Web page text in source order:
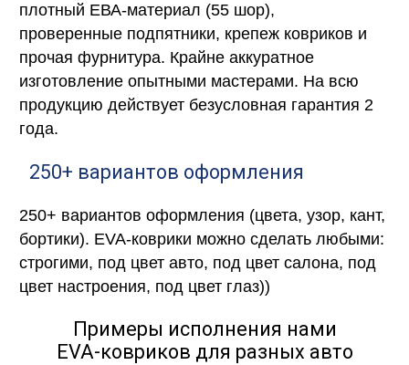
плотный ЕВА-материал (55 шор),
проверенные подпятники, крепеж ковриков и
прочая фурнитура. Крайне аккуратное
изготовление опытными мастерами. На всю
продукцию действует безусловная гарантия 2
года.
250+ вариантов оформления
250+ вариантов оформления (цвета, узор, кант,
бортики). EVA-коврики можно сделать любыми:
строгими, под цвет авто, под цвет салона, под
цвет настроения, под цвет глаз))
Примеры исполнения нами
EVA-ковриков для разных авто